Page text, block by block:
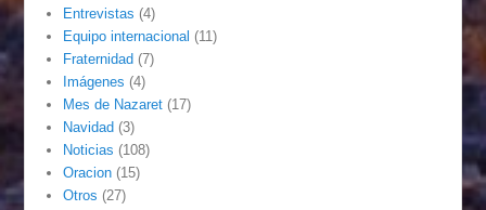
Entrevistas (4)
Equipo internacional (11)
Fraternidad (7)
Imágenes (4)
Mes de Nazaret (17)
Navidad (3)
Noticias (108)
Oracion (15)
Otros (27)